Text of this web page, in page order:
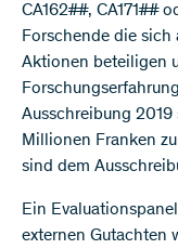
CA162##, CA171##
Forschende die sich
Aktionen beteiligen
Ausschreibung
Millionen Franken
sind dem
Ein
externen Gutachten